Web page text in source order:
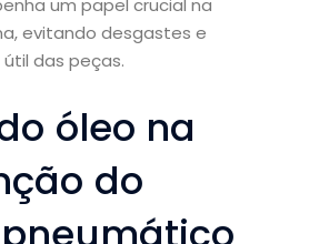
um papel crucial na
evitando desgastes e
das peças.
óleo na
do